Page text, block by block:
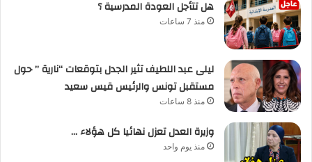
هل تتأجل العودة المدرسية ؟
منذ 7 ساعات
ليلى عبد اللطيف تثير الجدل بتوقعات “نارية ” حول
مستقبل تونس والرئيس قيس سعيد
منذ 8 ساعات
وزيرة العدل تعزل نهائيا كل هؤلاء …
منذ يوم واحد